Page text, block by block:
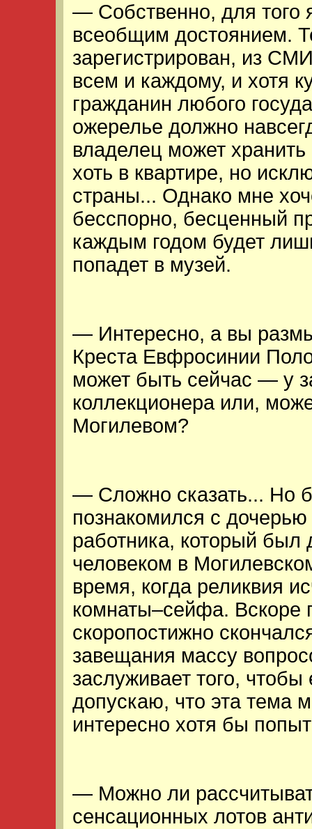
— Собственно, для того
всеобщим достоянием.
зарегистрирован, из
всем и каждому, и хотя
гражданин любого
ожерелье должно
владелец может хранить
хоть в квартире, но
страны... Однако мне
бесспорно, бесценный
каждым годом будет
попадет в музей.
— Интересно, а вы
Креста Евфросинии
может быть сейчас — у
коллекционера или,
Могилевом?
— Сложно сказать... Но
познакомился с дочерью
работника, который был
человеком в
время, когда реликвия
комнаты–сейфа. Вскоре
скоропостижно
завещания массу
заслуживает того,
допускаю, что эта тема
интересно хотя бы
— Можно ли
сенсационных лотов